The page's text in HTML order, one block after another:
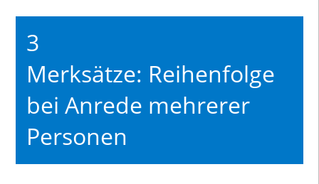
3
Merksätze: Reihenfolge
bei Anrede mehrerer
Personen